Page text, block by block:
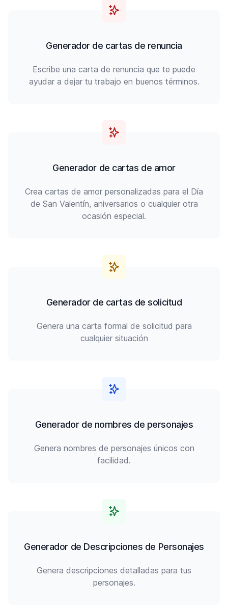
Generador de cartas de renuncia
Escribe una carta de renuncia que te puede
ayudar a dejar tu trabajo en buenos términos.
Generador de cartas de amor
Crea cartas de amor personalizadas para el Día
de San Valentín, aniversarios o cualquier otra
ocasión especial.
Generador de cartas de solicitud
Genera una carta formal de solicitud para
cualquier situación
Generador de nombres de personajes
Genera nombres de personajes únicos con
facilidad.
Generador de Descripciones de Personajes
Genera descripciones detalladas para tus
personajes.